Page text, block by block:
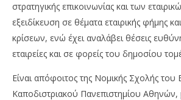
NOW VIEWING
στρατηγικής επικοινωνίας και των
εξειδίκευση σε θέματα εταιρικής φήμης
κρίσεων, ενώ έχει αναλάβει θέσεις
εταιρείες και σε φορείς του δημοσίου
Είναι απόφοιτος της Νομικής Σχολής του
Καποδιστριακού Πανεπιστημίου Αθηνών,